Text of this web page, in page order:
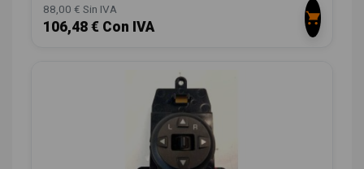
88,00 € Sin IVA
106,48 € Con IVA